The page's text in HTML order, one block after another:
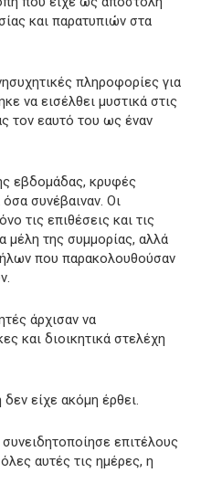
και παρατυπιών στα
πληροφορίες για
να εισέλθει μυστικά στις
τον εαυτό του ως έναν
εβδομάδας, κρυφές
συνέβαιναν. Οι
τις επιθέσεις και τις
μέλη της συμμορίας, αλλά
που παρακολουθούσαν
άρχισαν να
και διοικητικά στελέχη
είχε ακόμη έρθει.
επιτέλους
αυτές τις ημέρες, η